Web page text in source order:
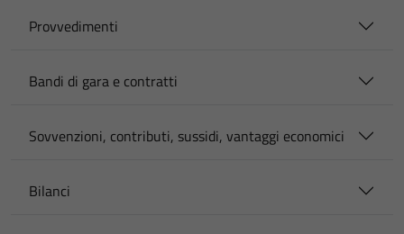
Provvedimenti
Bandi di gara e contratti
Sovvenzioni, contributi, sussidi, vantaggi economici
Bilanci